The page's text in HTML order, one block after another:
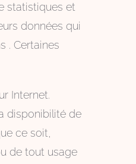
statistiques et
données qui
. Certaines
Internet.
disponibilité de
ce soit,
de tout usage